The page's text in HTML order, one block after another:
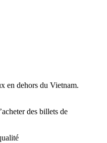
en dehors du Vietnam.
des billets de